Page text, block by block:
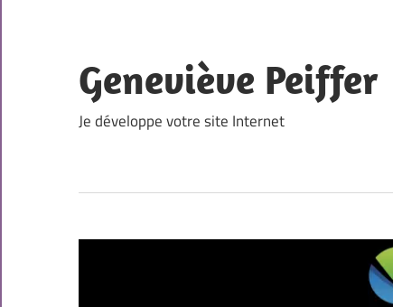
content
Geneviève Peiffer
Je développe votre site Internet